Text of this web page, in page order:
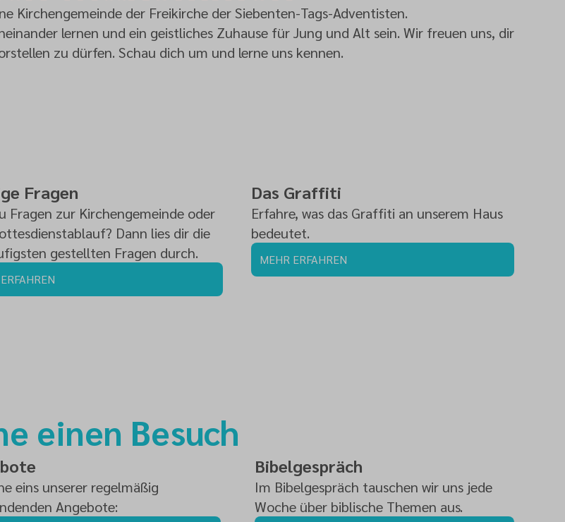
Kirchengemeinde der Freikirche der Siebenten-Tags-Adventisten.
lernen und ein geistliches Zuhause für Jung und Alt sein. Wir freuen uns, dir
zu dürfen. Schau dich um und lerne uns kennen.
Fragen
Fragen zur Kirchengemeinde oder
Dann lies dir die
gestellten Fragen durch.
Das Graffiti
Erfahre, was das Graffiti an unserem Haus
bedeutet.
MEHR ERFAHREN
einen Besuch
eins unserer regelmäßig
Angebote:
Bibelgespräch
Im Bibelgespräch tauschen wir uns jede
Woche über biblische Themen aus.